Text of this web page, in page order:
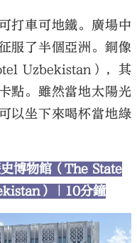
打車可地鐵。廣場中
服了半個亞洲。銅像
Uzbekistan），其
點。雖然當地太陽光
以坐下來喝杯當地綠
博物館（The State
）｜10分鐘